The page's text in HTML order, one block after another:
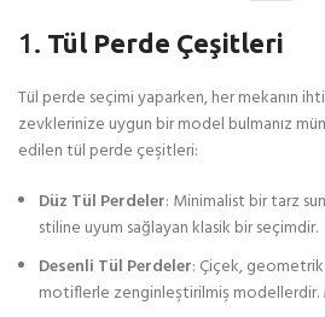
1. Tül Perde Çeşitleri
Tül perde seçimi yaparken, her mekanın
zevklerinize uygun bir model bulmanız
edilen tül perde çeşitleri:
Düz Tül Perdeler: Minimalist bir tarz
stiline uyum sağlayan klasik bir seçimdir.
Desenli Tül Perdeler: Çiçek,
motiflerle zenginleştirilmiş